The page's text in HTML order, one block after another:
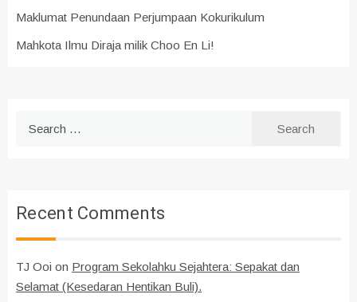
Maklumat Penundaan Perjumpaan Kokurikulum
Mahkota Ilmu Diraja milik Choo En Li!
Recent Comments
TJ Ooi on Program Sekolahku Sejahtera: Sepakat dan
Selamat (Kesedaran Hentikan Buli).